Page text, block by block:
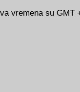
vremena su GMT